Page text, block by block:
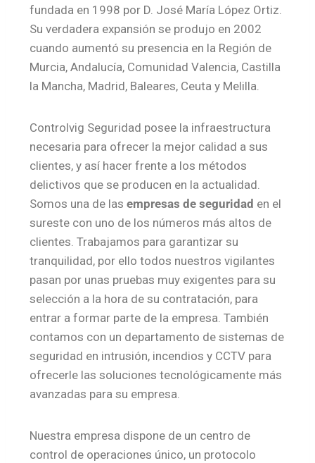
fundada en 1998 por D. José María López Ortiz.
Su verdadera expansión se produjo en 2002
cuando aumentó su presencia en la Región de
Murcia, Andalucía, Comunidad Valencia, Castilla
la Mancha, Madrid, Baleares, Ceuta y Melilla.
Controlvig Seguridad posee la infraestructura
necesaria para ofrecer la mejor calidad a sus
clientes, y así hacer frente a los métodos
delictivos que se producen en la actualidad.
Somos una de las empresas de seguridad en el
sureste con uno de los números más altos de
clientes. Trabajamos para garantizar su
tranquilidad, por ello todos nuestros vigilantes
pasan por unas pruebas muy exigentes para su
selección a la hora de su contratación, para
entrar a formar parte de la empresa. También
contamos con un departamento de sistemas de
seguridad en intrusión, incendios y CCTV para
ofrecerle las soluciones tecnológicamente más
avanzadas para su empresa.
Nuestra empresa dispone de un centro de
control de operaciones único, un protocolo